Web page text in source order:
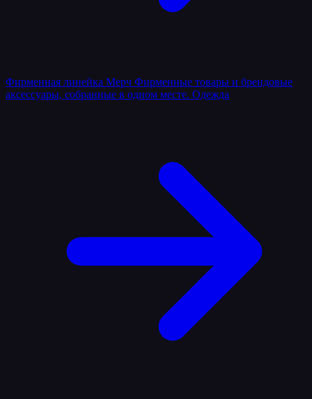
Фирменная линейка Мерч Фирменные товары и брендовые
аксессуары, собранные в одном месте. Одежда